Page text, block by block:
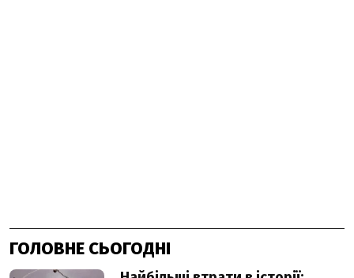
ГОЛОВНЕ СЬОГОДНІ